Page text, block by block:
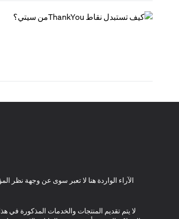
الآراء الواردة هنا لا تعبر سوى عن وجهة نظر
لا يتم تقديم المنتجات والخدمات المذكورة في